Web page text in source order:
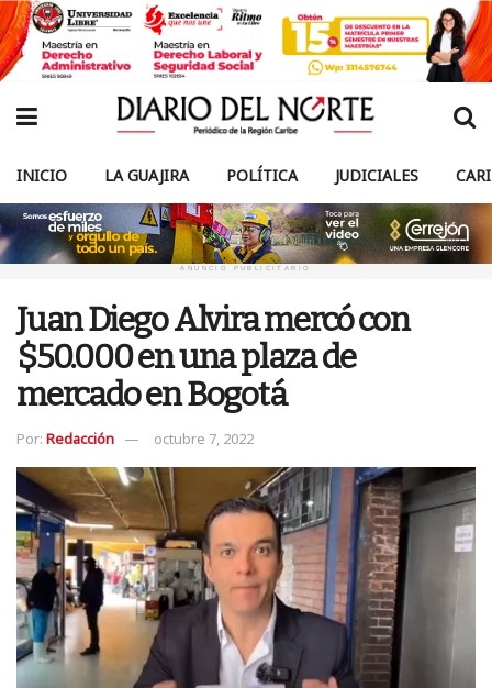
INICIO LA GUAJIRA POLÍTICA JUDICIALES
ANUNCIO PUBLICITARIO
Juan Diego Alvira mercó con
$50.000 en una plaza de
mercado en Bogotá
Por: Redacción octubre 7, 2022